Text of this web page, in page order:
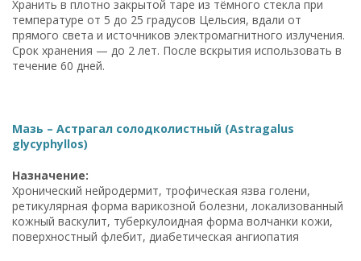
Хранить в плотно закрытой таре из тёмного стекла при
температуре от 5 до 25 градусов Цельсия, вдали от
прямого света и источников электромагнитного излучения.
Срок хранения — до 2 лет. После вскрытия использовать в
течение 60 дней.
Мазь – Астрагал солодколистный (Astragalus
glycyphyllos)
Назначение:
Хронический нейродермит, трофическая язва голени,
ретикулярная форма варикозной болезни, локализованный
кожный васкулит, туберкулоидная форма волчанки кожи,
поверхностный флебит, диабетическая ангиопатия